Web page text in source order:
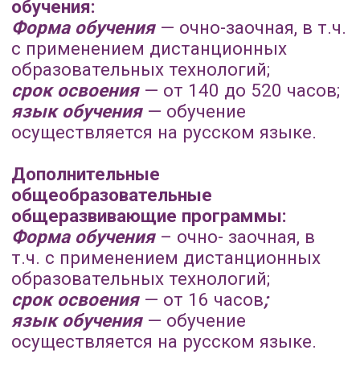
Обучающиеся по реализуемым
образовательным программам за
счет бюджетных ассигнований
федерального бюджета, бюджетов
субъектов Российской Федерации,
отсутствуют.
Реализуемые программы
Смотреть по ссылке
Лицензия на осуществление
образовательной деятельности.
Образование в рамках ФГОС не
осуществляется.